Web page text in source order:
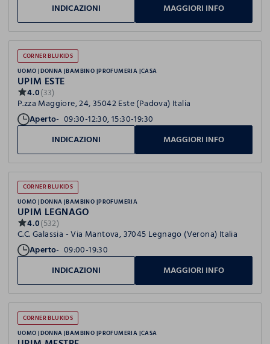
INDICAZIONI
MAGGIORI INFO
CORNER BLUKIDS
UOMO DONNA BAMBINO PROFUMERIA CASA
UPIM ESTE
4.0(33)
P.zza Maggiore, 24, 35042 Este (Padova) Italia
Aperto 09:30-12:30, 15:30-19:30
INDICAZIONI
MAGGIORI INFO
CORNER BLUKIDS
UOMO DONNA BAMBINO PROFUMERIA
UPIM LEGNAGO
4.0(532)
C.C. Galassia - Via Mantova, 37045 Legnago (Verona) Italia
Aperto 09:00-19:30
INDICAZIONI
MAGGIORI INFO
CORNER BLUKIDS
UOMO DONNA BAMBINO PROFUMERIA CASA